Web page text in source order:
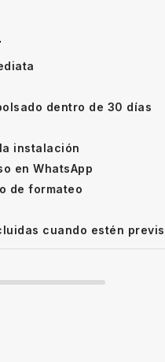
dentro de 30 días
instalación
en WhatsApp
de formateo
cuando estén